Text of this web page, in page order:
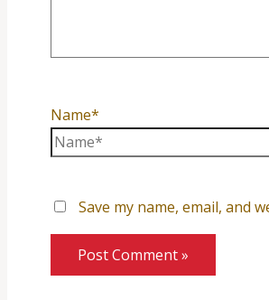
Name*
Save my name, email, and